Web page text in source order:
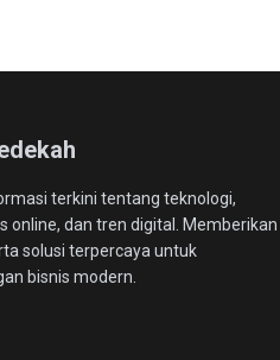
terkini tentang teknologi,
online, dan tren digital. Memberikan
solusi terpercaya untuk
bisnis modern.